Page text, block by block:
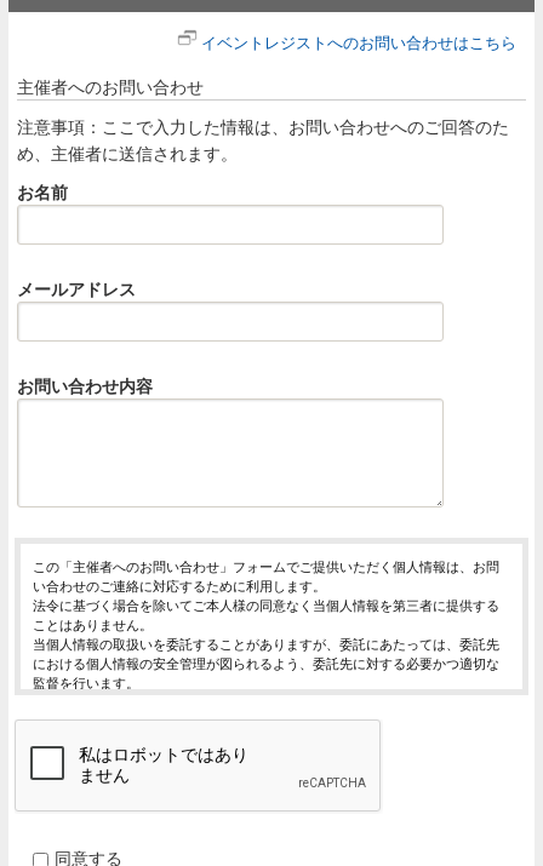
イベントレジストへのお問い合わせはこちら
主催者へのお問い合わせ
注意事項：ここで入力した情報は、お問い合わせへのご回答のた
め、主催者に送信されます。
お名前
メールアドレス
お問い合わせ内容
この「主催者へのお問い合わせ」フォームでご提供いただく個人情報は、お問
い合わせのご連絡に対応するために利用します。
法令に基づく場合を除いてご本人様の同意なく当個人情報を第三者に提供する
ことはありません。
当個人情報の取扱いを委託することがありますが、委託にあたっては、委託先
における個人情報の安全管理が図られるよう、委託先に対する必要かつ適切な
監督を行います。
止・消去および第三者への提供の停止（「開示等」といいます。）を受け付け
開示等の求めは、以下の「個人情報苦情及び相談窓口」で受け付けます。
ご入力頂く情報の提供は任意となっております。ただし、正確な情報をご提供
当ホームページではご利用状況の統計調査のためクッキー等を用いております
同意する